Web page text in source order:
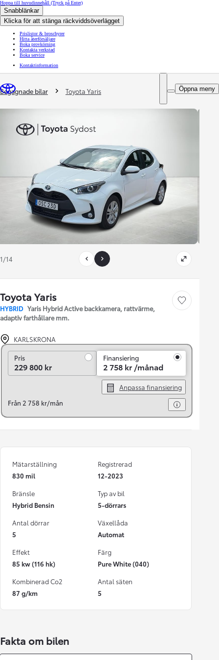
Hoppa till huvudinnehåll (Tryck på Enter)
Snabblänkar
Klicka för att stänga räckviddsöverlägget
Prislistor & broschyrer
Hitta återförsäljare
Boka provkörning
Kontakta verkstad
Boka service
Kontaktinformation
Öppna meny
You are here
Begagnade bilar Toyota Yaris
1/14
Toyota Yaris
HYBRID Yaris Hybrid Active backkamera, rattvärme,
adaptiv farthållare mm.
Save car
KARLSKRONA
PrisPris
229 800 kr
Finansiering
2 758 kr /månad
Anpassa finansiering
Från 2 758 kr/mån
Mätarställning
830 mil
Registrerad
12-2023
Bränsle
Hybrid Bensin
Typ av bil
5-dörrars
Antal dörrar
5
Växellåda
Automat
Effekt
85 kw (116 hk)
Färg
Pure White (040)
Kombinerad Co2
87 g/km
Antal säten
5
Fakta om bilen